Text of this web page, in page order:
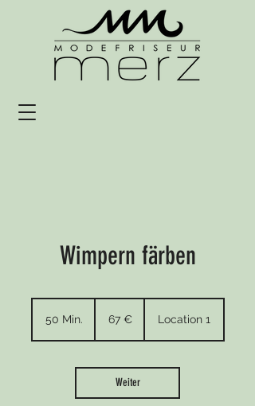
Wimpern färben
50 Min.
i
.
67 € Location 1
Weiter